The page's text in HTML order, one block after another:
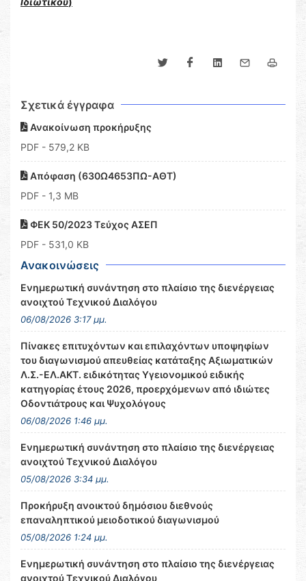
Σχετικά έγγραφα
Ανακοίνωση προκήρυξης
PDF - 579,2 KB
Απόφαση (630Ω4653ΠΩ-ΑΘΤ)
PDF - 1,3 MB
ΦΕΚ 50/2023 Τεύχος ΑΣΕΠ
PDF - 531,0 KB
Ανακοινώσεις
Ενημερωτική συνάντηση στο πλαίσιο της διενέργειας
ανοιχτού Τεχνικού Διαλόγου
06/08/2026 3:17 μμ.
Πίνακες επιτυχόντων και επιλαχόντων υποψηφίων
του διαγωνισμού απευθείας κατάταξης Αξιωματικών
Λ.Σ.-ΕΛ.ΑΚΤ. ειδικότητας Υγειονομικού ειδικής
κατηγορίας έτους 2026, προερχόμενων από ιδιώτες
Οδοντιάτρους και Ψυχολόγους
06/08/2026 1:46 μμ.
Ενημερωτική συνάντηση στο πλαίσιο της διενέργειας
ανοιχτού Τεχνικού Διαλόγου
05/08/2026 3:34 μμ.
Προκήρυξη ανοικτού δημόσιου διεθνούς
επαναληπτικού μειοδοτικού διαγωνισμού
05/08/2026 1:24 μμ.
Ενημερωτική συνάντηση στο πλαίσιο της διενέργειας
ανοιχτού Τεχνικού Διαλόγου